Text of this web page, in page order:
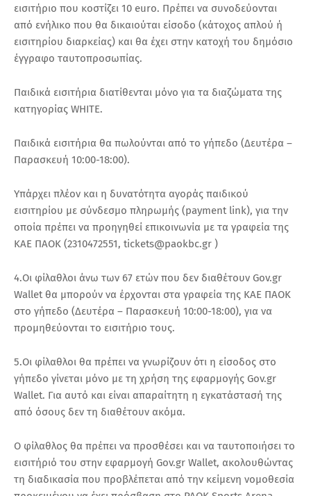
εισιτήριο που κοστίζει 10 euro. Πρέπει να συνοδεύονται
από ενήλικο που θα δικαιούται είσοδο (κάτοχος απλού ή
εισιτηρίου διαρκείας) και θα έχει στην κατοχή του δημόσιο
έγγραφο ταυτοπροσωπίας.
Παιδικά εισιτήρια διατίθενται μόνο για τα διαζώματα της
κατηγορίας WHITE.
Παιδικά εισιτήρια θα πωλούνται από το γήπεδο (Δευτέρα –
Παρασκευή 10:00-18:00).
Υπάρχει πλέον και η δυνατότητα αγοράς παιδικού
εισιτηρίου με σύνδεσμο πληρωμής (payment link), για την
οποία πρέπει να προηγηθεί επικοινωνία με τα γραφεία της
ΚΑΕ ΠΑΟΚ (2310472551, tickets@paokbc.gr )
4.Οι φίλαθλοι άνω των 67 ετών που δεν διαθέτουν Gov.gr
Wallet θα μπορούν να έρχονται στα γραφεία της ΚΑΕ ΠΑΟΚ
στο γήπεδο (Δευτέρα – Παρασκευή 10:00-18:00), για να
προμηθεύονται το εισιτήριο τους.
5.Οι φίλαθλοι θα πρέπει να γνωρίζουν ότι η είσοδος στο
γήπεδο γίνεται μόνο με τη χρήση της εφαρμογής Gov.gr
Wallet. Για αυτό και είναι απαραίτητη η εγκατάστασή της
από όσους δεν τη διαθέτουν ακόμα.
Ο φίλαθλος θα πρέπει να προσθέσει και να ταυτοποιήσει το
εισιτήριό του στην εφαρμογή Gov.gr Wallet, ακολουθώντας
τη διαδικασία που προβλέπεται από την κείμενη νομοθεσία